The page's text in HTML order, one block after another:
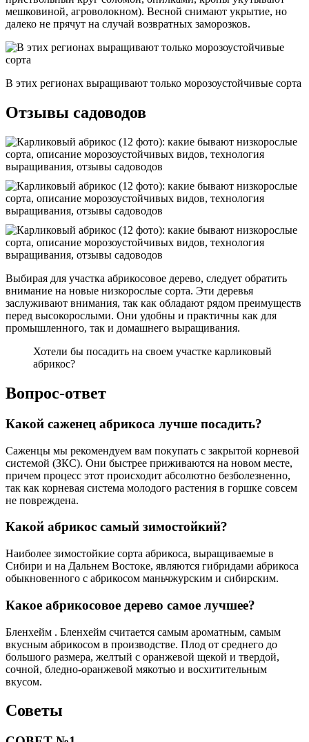
мешковиной, агроволокном). Весной снимают укрытие, но
далеко не прячут на случай возвратных заморозков.
В этих регионах выращивают только морозоустойчивые сорта
Отзывы садоводов
Выбирая для участка абрикосовое дерево, следует обратить
внимание на новые низкорослые сорта. Эти деревья
заслуживают внимания, так как обладают рядом преимуществ
перед высокорослыми. Они удобны и практичны как для
промышленного, так и домашнего выращивания.
Хотели бы посадить на своем участке карликовый
абрикос?
Вопрос-ответ
Какой саженец абрикоса лучше посадить?
Саженцы мы рекомендуем вам покупать с закрытой корневой
системой (ЗКС). Они быстрее приживаются на новом месте,
причем процесс этот происходит абсолютно безболезненно,
так как корневая система молодого растения в горшке совсем
не повреждена.
Какой абрикос самый зимостойкий?
Наиболее зимостойкие сорта абрикоса, выращиваемые в
Сибири и на Дальнем Востоке, являются гибридами абрикоса
обыкновенного с абрикосом маньчжурским и сибирским.
Какое абрикосовое дерево самое лучшее?
Бленхейм . Бленхейм считается самым ароматным, самым
вкусным абрикосом в производстве. Плод от среднего до
большого размера, желтый с оранжевой щекой и твердой,
сочной, бледно-оранжевой мякотью и восхитительным
вкусом.
Советы